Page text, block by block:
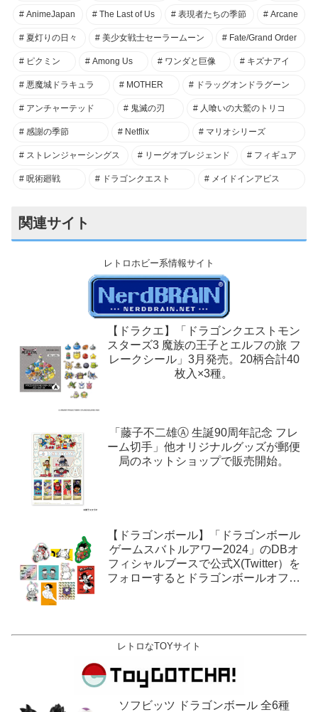
AnimeJapan The Last of Us 表現者たちの季節 Arcane
夏灯りの日々 美少女戦士セーラームーン Fate/Grand Order
ピクミン Among Us ワンダと巨像 キズナアイ
悪魔城ドラキュラ MOTHER ドラッグオンドラグーン
アンチャーテッド 鬼滅の刃 人喰いの大鷲のトリコ
感謝の季節 Netflix マリオシリーズ
ストレンジャーシングス リーグオブレジェンド フィギュア
呪術廻戦 ドラゴンクエスト メイドインアビス
関連サイト
レトロホビー系情報サイト
【ドラクエ】「ドラゴンクエストモン
スターズ3 魔族の王子とエルフの旅 フ
レークシール」3月発売。20柄合計40
枚入×3種。
「藤子不二雄Ⓐ 生誕90周年記念 フレ
ーム切手」他オリジナルグッズが郵便
局のネットショップで販売開始。
【ドラゴンボール】「ドラゴンボール
ゲームスバトルアワー2024」のDBオ
フィシャルブースで公式X(Twitter）を
フォローするとドラゴンボールオフィ
レトロなTOYサイト
ソフビッツ ドラゴンボール 全6種